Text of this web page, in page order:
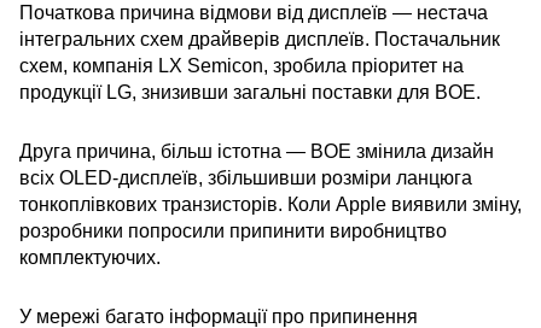
Початкова причина відмови від дисплеїв — нестача
інтегральних схем драйверів дисплеїв. Постачальник
схем, компанія LX Semicon, зробила пріоритет на
продукції LG, знизивши загальні поставки для BOE.
Друга причина, більш істотна — BOE змінила дизайн
всіх OLED-дисплеїв, збільшивши розміри ланцюга
тонкоплівкових транзисторів. Коли Apple виявили зміну,
розробники попросили припинити виробництво
комплектуючих.
У мережі багато інформації про припинення